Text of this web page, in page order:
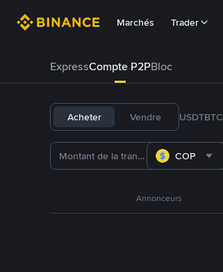
Marchés Trader
ExpressCompte P2PBloc
Acheter Vendre USDTBTC
COP
Annonceurs